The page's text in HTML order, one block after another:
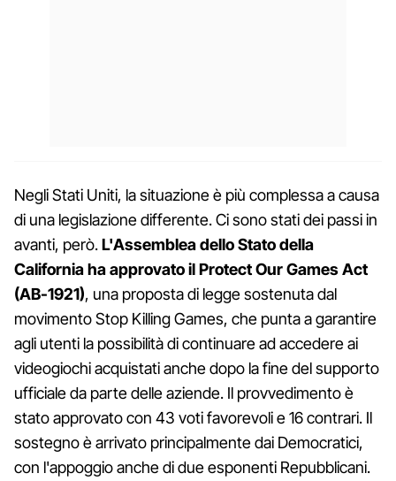
Negli Stati Uniti, la situazione è più complessa a causa
di una legislazione differente. Ci sono stati dei passi in
avanti, però.L'Assemblea dello Stato della
California ha approvato il Protect Our Games Act
(AB-1921), una proposta di legge sostenuta dal
movimento Stop Killing Games, che punta a garantire
agli utenti la possibilità di continuare ad accedere ai
videogiochi acquistati anche dopo la fine del supporto
ufficiale da parte delle aziende. Il provvedimento è
stato approvato con 43 voti favorevoli e 16 contrari. Il
sostegno è arrivato principalmente dai Democratici,
con l'appoggio anche di due esponenti Repubblicani.